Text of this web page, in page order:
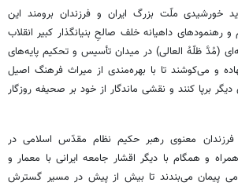
خورشیدی ملّت بزرگ ایران و فرزندان برومند این
رهنمودهای داهیانه خلف صالحِ بنیانگذار کبیر انقلاب
(مُدَّ ظلّهُ العالی) در میدان تأسیس و تحکیم پایه‌های
و می‌کوشند تا با بهره‌مندی از میراث فرهنگ اصیل
برپا کنند و نقشی ماندگار از خود بر صحیفه روزگار
فرزندان معنوی رهبر حکیم نظام مقدّس اسلامی در
و همگام با دیگر اقشار جامعه ایرانی با معمار و
پیمان می‌بندند تا بیش از پیش در مسیر گسترش